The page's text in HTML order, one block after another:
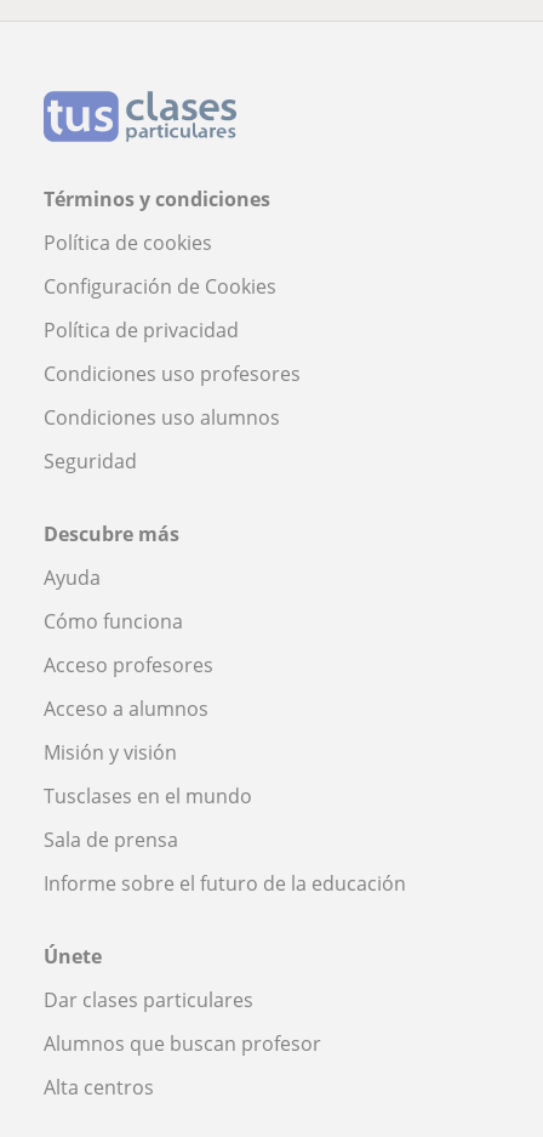
Términos y condiciones
Política de cookies
Configuración de Cookies
Política de privacidad
Condiciones uso profesores
Condiciones uso alumnos
Seguridad
Descubre más
Ayuda
Cómo funciona
Acceso profesores
Acceso a alumnos
Misión y visión
Tusclases en el mundo
Sala de prensa
Informe sobre el futuro de la educación
Únete
Dar clases particulares
Alumnos que buscan profesor
Alta centros